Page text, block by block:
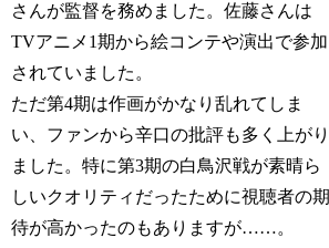
さんが監督を務めました。佐藤さんは
TVアニメ1期から絵コンテや演出で参加
されていました。
ただ第4期は作画がかなり乱れてしま
い、ファンから辛口の批評も多く上がり
ました。特に第3期の白鳥沢戦が素晴ら
しいクオリティだったために視聴者の期
待が高かったのもありますが……。